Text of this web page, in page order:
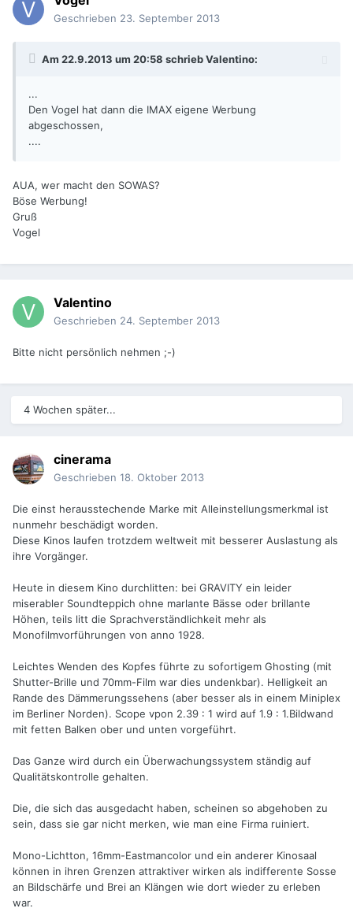
Geschrieben 23. September 2013
Am 22.9.2013 um 20:58 schrieb Valentino:
...
Den Vogel hat dann die IMAX eigene Werbung
abgeschossen,
....
AUA, wer macht den SOWAS?
Böse Werbung!
Gruß
Vogel
Valentino
Geschrieben 24. September 2013
Bitte nicht persönlich nehmen ;-)
4 Wochen später...
cinerama
Geschrieben 18. Oktober 2013
Die einst herausstechende Marke mit Alleinstellungsmerkmal ist
nunmehr beschädigt worden.
Diese Kinos laufen trotzdem weltweit mit besserer Auslastung als
ihre Vorgänger.
Heute in diesem Kino durchlitten: bei GRAVITY ein leider
miserabler Soundteppich ohne marlante Bässe oder brillante
Höhen, teils litt die Sprachverständlichkeit mehr als
Monofilmvorführungen von anno 1928.
Leichtes Wenden des Kopfes führte zu sofortigem Ghosting (mit
Shutter-Brille und 70mm-Film war dies undenkbar). Helligkeit an
Rande des Dämmerungssehens (aber besser als in einem Miniplex
im Berliner Norden). Scope vpon 2.39 : 1 wird auf 1.9 : 1.Bildwand
mit fetten Balken ober und unten vorgeführt.
Das Ganze wird durch ein Überwachungssystem ständig auf
Qualitätskontrolle gehalten.
Die, die sich das ausgedacht haben, scheinen so abgehoben zu
sein, dass sie gar nicht merken, wie man eine Firma ruiniert.
Mono-Lichtton, 16mm-Eastmancolor und ein anderer Kinosaal
können in ihren Grenzen attraktiver wirken als indifferente Sosse
an Bildschärfe und Brei an Klängen wie dort wieder zu erleben
war.